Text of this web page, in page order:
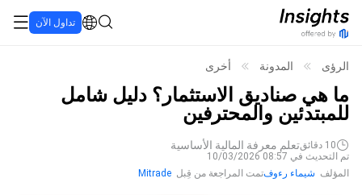
تداول الآن
الرؤى المدونة أخرى
ما هي صناديق الاستثمار؟ دليل شامل
للمبتدئين والمحترفين
10 دقائقتعلم معرفة المالية الأساسية
تم التحديث في 08:57 10/03/2026
المؤلف شيماء رءوفتمت المراجعة من قِبل Mitrade